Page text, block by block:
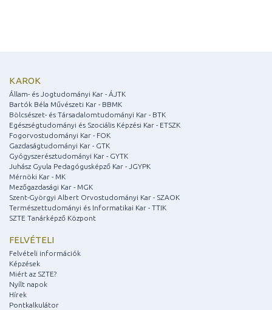
KAROK
Állam- és Jogtudományi Kar - ÁJTK
Bartók Béla Művészeti Kar - BBMK
Bölcsészet- és Társadalomtudományi Kar - BTK
Egészségtudományi és Szociális Képzési Kar - ETSZK
Fogorvostudományi Kar - FOK
Gazdaságtudományi Kar - GTK
Gyógyszerésztudományi Kar - GYTK
Juhász Gyula Pedagógusképző Kar - JGYPK
Mérnöki Kar - MK
Mezőgazdasági Kar - MGK
Szent-Györgyi Albert Orvostudományi Kar - SZAOK
Természettudományi és Informatikai Kar - TTIK
SZTE Tanárképző Központ
FELVÉTELI
Felvételi információk
Képzések
Miért az SZTE?
Nyílt napok
Hírek
Pontkalkulátor